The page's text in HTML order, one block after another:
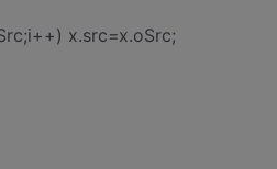
x.src=x.oSrc;